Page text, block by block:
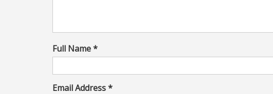
Full Name *
Email Address *